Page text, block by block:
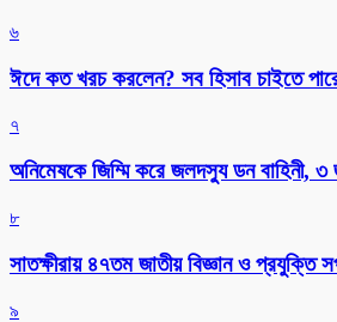
৬
ঈদে কত খরচ করলেন? সব হিসাব চাইতে
৭
অনিমেষকে জিম্মি করে জলদস্যু ডন
৮
সাতক্ষীরায় ৪৭তম জাতীয় বিজ্ঞান ও প্রযুক্তি
৯